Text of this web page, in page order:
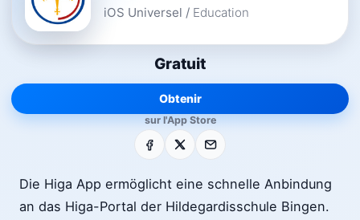
iOS Universel / Education
Gratuit
Obtenir
sur l'App Store
Facebook E-mail
Die Higa App ermöglicht eine schnelle Anbindung
an das Higa-Portal der Hildegardisschule Bingen.